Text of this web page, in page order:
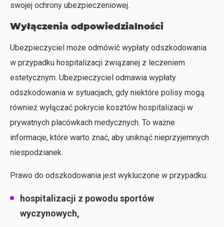
swojej ochrony ubezpieczeniowej.
Wyłączenia odpowiedzialności
Ubezpieczyciel może odmówić wypłaty odszkodowania
w przypadku hospitalizacji związanej z leczeniem
estetycznym. Ubezpieczyciel odmawia wypłaty
odszkodowania w sytuacjach, gdy niektóre polisy mogą
również wyłączać pokrycie kosztów hospitalizacji w
prywatnych placówkach medycznych. To ważne
informacje, które warto znać, aby uniknąć nieprzyjemnych
niespodzianek.
Prawo do odszkodowania jest wykluczone w przypadku:
hospitalizacji z powodu sportów
wyczynowych,